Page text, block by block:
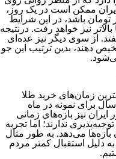
ایران ممکن است در یک روز،
باشد، در این شرایط
نیز خواهد رفت. درنتیجه
از سوی دیگر نیز عده‌­ای
دهند، بدین ترتیب این جو
زمان‌های خرید طلا
برای نمونه در ماه
نیز بازه‌­های زمانی
ندارند؛ اما تجربه
می‌­دهد. به طور مثال
استقبال کمتر مردم